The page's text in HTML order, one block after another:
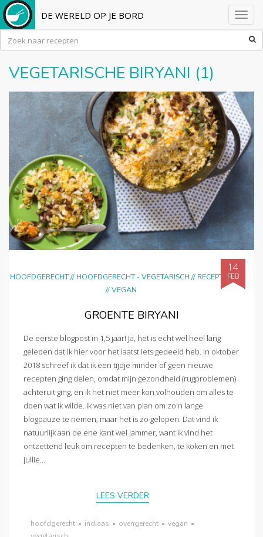
DE WERELD OP JE BORD
VEGETARISCHE BIRYANI (1)
HOOFDGERECHT//HOOFDGERECHT - VEGETARISCH //RECEPTEN
//VEGAN
14
FEB
GROENTE BIRYANI
De eerste blogpost in 1,5 jaar! Ja, het is echt wel heel lang
geleden dat ik hier voor het laatst iets gedeeld heb. In oktober
2018 schreef ik dat ik een tijdje minder of geen nieuwe
recepten ging delen, omdat mijn gezondheid (rugproblemen)
achteruit ging, en ik het niet meer kon volhouden om alles te
doen wat ik wilde. Ik was niet van plan om zo'n lange
blogpauze te nemen, maar het is zo gelopen. Dat vind ik
natuurlijk aan de ene kant wel jammer, want ik vind het
ontzettend leuk om recepten te bedenken, te koken en met
jullie...
LEES VERDER
hoofdgerecht • indiaas • ovengerecht • vegan •